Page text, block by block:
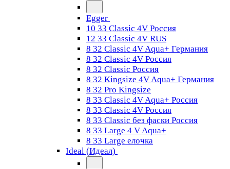
Egger
10 33 Classic 4V Россия
12 33 Classic 4V RUS
8 32 Classic 4V Aqua+ Германия
8 32 Classic 4V Россия
8 32 Classic Россия
8 32 Kingsize 4V Aqua+ Германия
8 32 Pro Kingsize
8 33 Classic 4V Aqua+ Россия
8 33 Classic 4V Россия
8 33 Classic без фаски Россия
8 33 Large 4 V Aqua+
8 33 Large елочка
Ideal (Идеал)